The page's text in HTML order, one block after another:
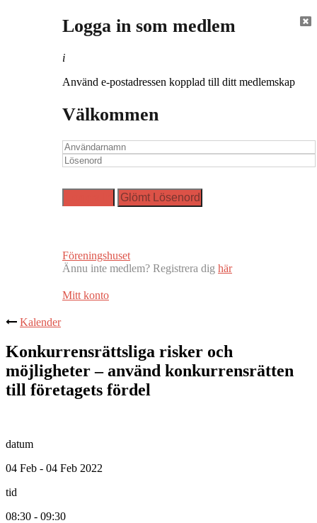
Logga in som medlem
i
Använd e-postadressen kopplad till ditt medlemskap
Välkommen
Föreningshuset
Ännu inte medlem? Registrera dig här
Mitt konto
Kalender
Konkurrensrättsliga risker och
möjligheter – använd konkurrensrätten
till företagets fördel
datum
04 Feb - 04 Feb 2022
tid
08:30 - 09:30